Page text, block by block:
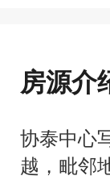
房源介
协泰中心
越，毗邻